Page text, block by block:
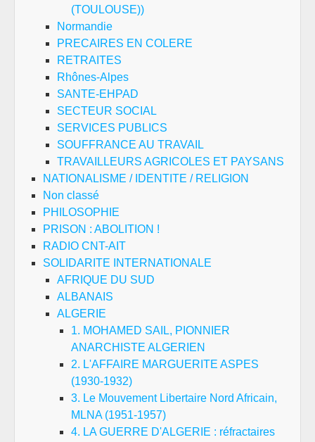
(TOULOUSE))
Normandie
PRECAIRES EN COLERE
RETRAITES
Rhônes-Alpes
SANTE-EHPAD
SECTEUR SOCIAL
SERVICES PUBLICS
SOUFFRANCE AU TRAVAIL
TRAVAILLEURS AGRICOLES ET PAYSANS
NATIONALISME / IDENTITE / RELIGION
Non classé
PHILOSOPHIE
PRISON : ABOLITION !
RADIO CNT-AIT
SOLIDARITE INTERNATIONALE
AFRIQUE DU SUD
ALBANAIS
ALGERIE
1. MOHAMED SAIL, PIONNIER
ANARCHISTE ALGERIEN
2. L'AFFAIRE MARGUERITE ASPES
(1930-1932)
3. Le Mouvement Libertaire Nord Africain,
MLNA (1951-1957)
4. LA GUERRE D'ALGERIE : réfractaires